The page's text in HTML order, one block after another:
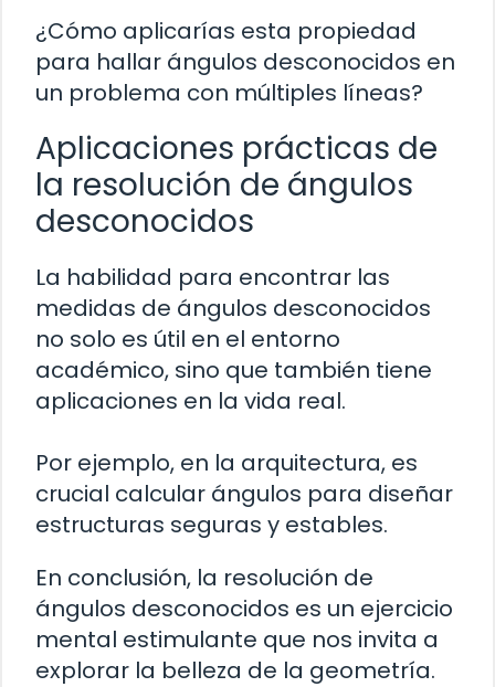
¿Cómo aplicarías esta propiedad
para hallar ángulos desconocidos en
un problema con múltiples líneas?
Aplicaciones prácticas de
la resolución de ángulos
desconocidos
La habilidad para encontrar las
medidas de ángulos desconocidos
no solo es útil en el entorno
académico, sino que también tiene
aplicaciones en la vida real.
Por ejemplo, en la arquitectura, es
crucial calcular ángulos para diseñar
estructuras seguras y estables.
En conclusión, la resolución de
ángulos desconocidos es un ejercicio
mental estimulante que nos invita a
explorar la belleza de la geometría.